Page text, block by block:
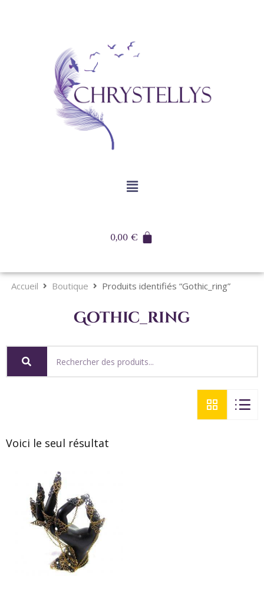
0,00€
Accueil Boutique Produits identifiés “Gothic_ring”
Gothic_ring
Voici le seul résultat